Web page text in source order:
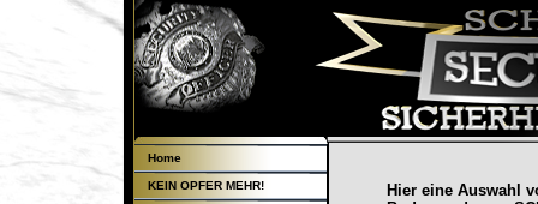
Home
KEIN OPFER MEHR!
Hier eine Auswahl